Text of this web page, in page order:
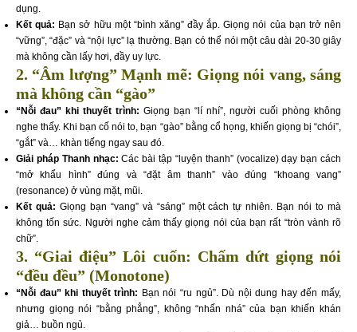
dụng.
Kết quả: Bạn sở hữu một “bình xăng” đầy ắp. Giọng nói của bạn trở nên
“vững”, “đặc” và “nội lực” lạ thường. Bạn có thể nói một câu dài 20-30 giây
mà không cần lấy hơi, đầy uy lực.
2. “Âm lượng” Mạnh mẽ: Giọng nói vang, sáng
mà không cần “gào”
“Nỗi đau” khi thuyết trình: Giọng bạn “lí nhí”, người cuối phòng không
nghe thấy. Khi bạn cố nói to, bạn “gào” bằng cổ họng, khiến giọng bị “chói”,
“gắt” và… khàn tiếng ngay sau đó.
Giải pháp Thanh nhạc: Các bài tập “luyện thanh” (vocalize) dạy bạn cách
“mở khẩu hình” đúng và “đặt âm thanh” vào đúng “khoang vang”
(resonance) ở vùng mặt, mũi.
Kết quả: Giọng bạn “vang” và “sáng” một cách tự nhiên. Bạn nói to mà
không tốn sức. Người nghe cảm thấy giọng nói của bạn rất “tròn vành rõ
chữ”.
3. “Giai điệu” Lôi cuốn: Chấm dứt giọng nói
“đều đều” (Monotone)
“Nỗi đau” khi thuyết trình: Bạn nói “ru ngủ”. Dù nội dung hay đến mấy,
nhưng giọng nói “bằng phẳng”, không “nhấn nhá” của bạn khiến khán
giả… buồn ngủ.